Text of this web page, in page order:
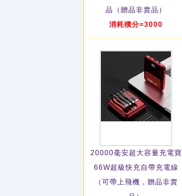
品（贈品非賣品）
消耗積分=3000
20000毫安超大容量充電寶
66W超級快充自帶充電線
（可帶上飛機，贈品非賣